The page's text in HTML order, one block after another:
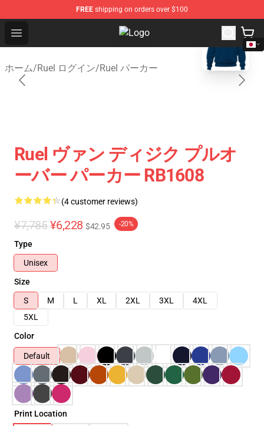
FREE shipping on orders over $100
Open menu Ruel Store - Official Ruel
ホーム/Ruel ログイン/Ruel パーカー
Ruel ヴァン ディジク プルオ
ーバー パーカー RB1608
(4 customer reviews)
¥7,785 ¥6,228 $42.95 -20%
Type
Unisex
Size
S
M L XL 2XL 3XL
4XL
5XL
Color
Default
Print Location